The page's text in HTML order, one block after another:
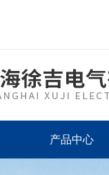
产品中心